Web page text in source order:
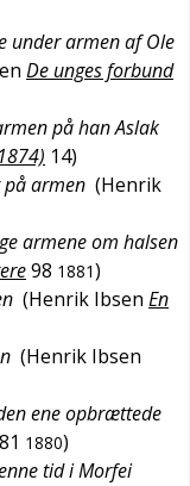
under armen af Ole
De unges forbund
på han Aslak
14)
armen (Henrik
armene om halsen
98 1881)
(Henrik Ibsen En
(Henrik Ibsen
ene opbrættede
1880)
tid i Morfei